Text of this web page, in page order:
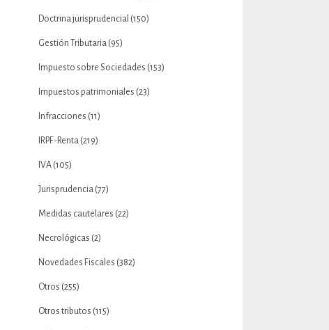
Doctrina jurisprudencial (150)
Gestión Tributaria(95)
Impuesto sobre Sociedades (153)
Impuestos patrimoniales (23)
Infracciones (11)
IRPF-Renta(219)
IVA(105)
Jurisprudencia(77)
Medidas cautelares (22)
Necrológicas (2)
Novedades Fiscales (382)
Otros (255)
Otros tributos (115)